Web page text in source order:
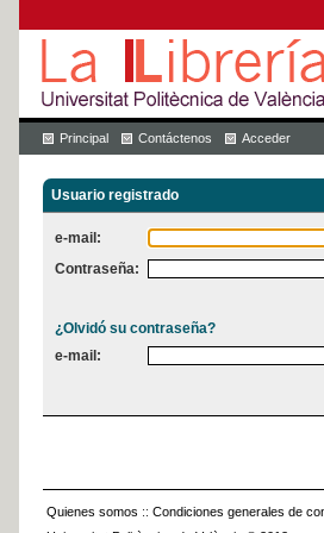
Principal Contáctenos Acceder
Usuario registrado
e-mail:
Contraseña:
¿Olvidó su contraseña?
e-mail:
Quienes somos :: Condiciones generales de